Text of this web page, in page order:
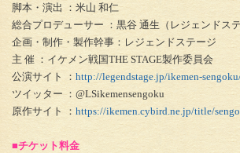
脚本・演出 ：米山 和仁
総合プロデューサー ：黒谷 通生（レジェンドステ
企画・制作・製作幹事：レジェンドステージ
主 催 ：イケメン戦国THE STAGE製作委員会
公演サイト ： http://legendstage.jp/ikemen-
ツイッター ：@LSikemensengoku
原作サイト ： https://ikemen.cybird.ne.jp/title/
■チケット料金